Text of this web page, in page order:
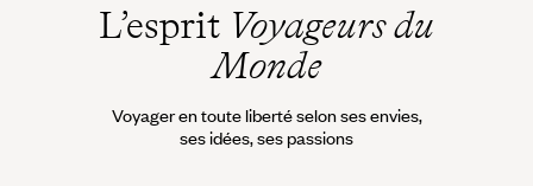
L’esprit Voyageurs du
Monde
Voyager en toute liberté selon ses envies,
ses idées, ses passions